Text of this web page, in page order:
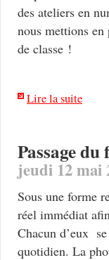
des ateliers en
nous mettions en
de classe !
Lire la suite
Passage
jeudi 12 mai
Sous une forme
réel immédiat
Chacun d’eux
quotidien. La